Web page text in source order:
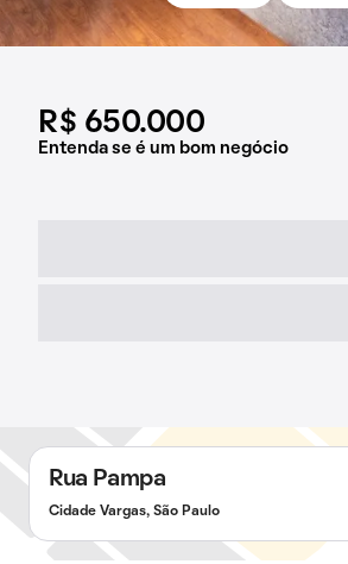
R$ 650.000
Entenda se é um bom negócio
Rua Pampa
Cidade Vargas, São Paulo